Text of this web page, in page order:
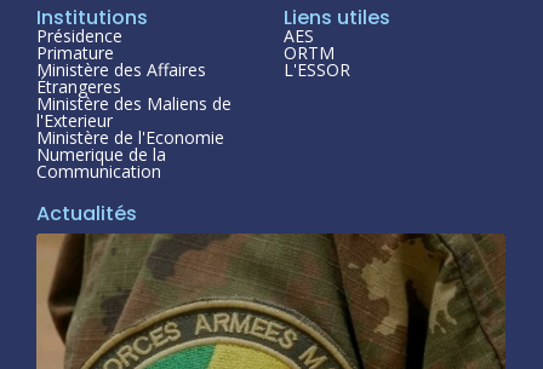
Institutions
Présidence
Primature
Ministère des Affaires
Étrangeres
Ministère des Maliens de
l'Exterieur
Ministère de l'Economie
Numerique de la
Communication
Liens utiles
AES
ORTM
L'ESSOR
Actualités